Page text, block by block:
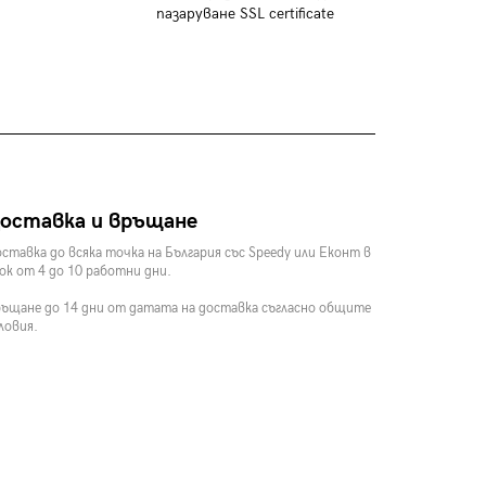
пазаруване SSL certificate
и връщане
до всяка точка на България със Speedy или Еконт в
от 4 до 10 работни дни.
до 14 дни от датата на доставка съгласно общите